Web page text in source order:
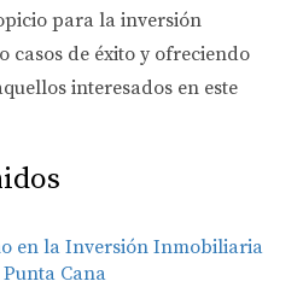
para la inversión
de éxito y ofreciendo
interesados en este
en la Inversión Inmobiliaria
Punta Cana